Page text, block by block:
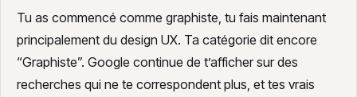
Tu as commencé comme graphiste, tu fais maintenant
principalement du design UX. Ta catégorie dit encore
“Graphiste”. Google continue de t’afficher sur des
recherches qui ne te correspondent plus, et tes vrais